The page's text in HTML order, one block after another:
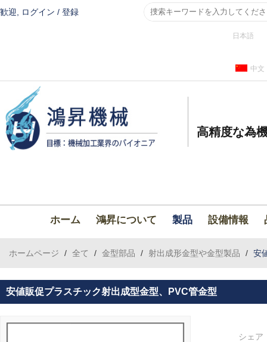
歓迎, ログイン / 登録
日本語
中文
高精度な為
ホーム 鴻昇について 製品 設備情報
ホームページ / 全て / 金型部品 / 射出成形金型や金型製品 / 安
安値販促プラスチック射出成型金型、PVC管金型
シェア